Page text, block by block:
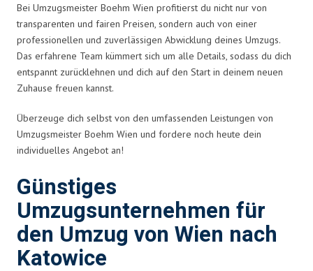
Bei Umzugsmeister Boehm Wien profitierst du nicht nur von
transparenten und fairen Preisen, sondern auch von einer
professionellen und zuverlässigen Abwicklung deines Umzugs.
Das erfahrene Team kümmert sich um alle Details, sodass du dich
entspannt zurücklehnen und dich auf den Start in deinem neuen
Zuhause freuen kannst.
Überzeuge dich selbst von den umfassenden Leistungen von
Umzugsmeister Boehm Wien und fordere noch heute dein
individuelles Angebot an!
Günstiges
Umzugsunternehmen für
den Umzug von Wien nach
Katowice